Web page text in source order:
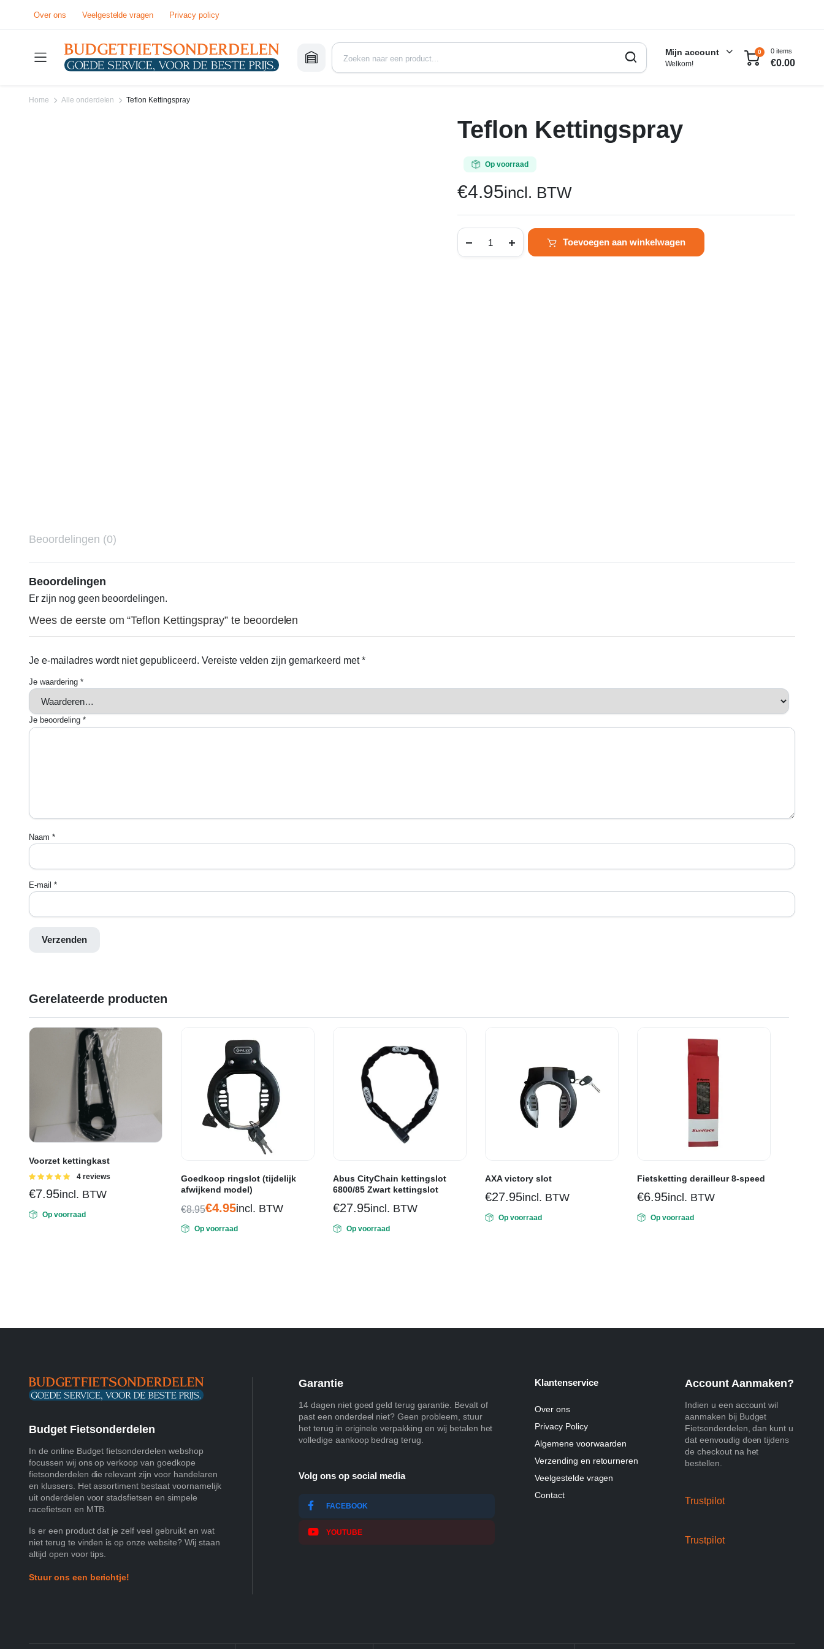
Over ons Veelgestelde vragen Privacy policy
Mijn account
Welkom!
0 0 items
€0.00
Home Alle onderdelen Teflon Kettingspray
Teflon Kettingspray
Op voorraad
€4.95incl. BTW
Kettingspray
Toevoegen aan winkelwagen
Beoordelingen (0)
Beoordelingen
Er zijn nog geen beoordelingen.
Wees de eerste om “Teflon Kettingspray” te beoordelen
Je e-mailadres wordt niet gepubliceerd. Vereiste velden zijn gemarkeerd met*
Je waardering *
Je beoordeling *
Naam *
E-mail *
Gerelateerde producten
Voorzet kettingkast
Gewaardeerd
4 reviews
€7.95incl. BTW
Op voorraad
Goedkoop ringslot (tijdelijk
afwijkend model)
€8.95
Oorspronkelijke
prijs
€4.95
Huidige
prijs
incl. BTW
Op voorraad
Abus CityChain kettingslot
6800/85 Zwart kettingslot
€27.95incl. BTW
Op voorraad
AXA victory slot
€27.95incl. BTW
Op voorraad
Fietsketting derailleur 8-speed
€6.95incl. BTW
Op voorraad
Budget Fietsonderdelen
In de online Budget fietsonderdelen webshop
focussen wij ons op verkoop van goedkope
fietsonderdelen die relevant zijn voor handelaren
en klussers. Het assortiment bestaat voornamelijk
uit onderdelen voor stadsfietsen en simpele
racefietsen en MTB.
Is er een product dat je zelf veel gebruikt en wat
niet terug te vinden is op onze website? Wij staan
altijd open voor tips.
Stuur ons een berichtje!
Garantie
14 dagen niet goed geld terug garantie. Bevalt of
past een onderdeel niet? Geen probleem, stuur
het terug in originele verpakking en wij betalen het
volledige aankoop bedrag terug.
Volg ons op social media
FACEBOOK
YOUTUBE
Klantenservice
Over ons
Privacy Policy
Algemene voorwaarden
Verzending en retourneren
Veelgestelde vragen
Contact
Account Aanmaken?
Indien u een account wil
aanmaken bij Budget
Fietsonderdelen, dan kunt u
dat eenvoudig doen tijdens
de checkout na het
bestellen.
Trustpilot
Trustpilot